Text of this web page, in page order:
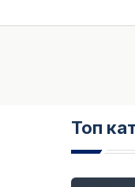
Топ